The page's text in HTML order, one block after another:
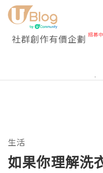
社群創作有價企劃
生活
如果你理解洗